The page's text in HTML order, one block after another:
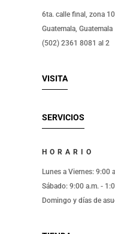
6ta. calle final, zona
Guatemala, Guatemala
(502) 2361 8081 al 2
VISITA
SERVICIOS
HORARIO
Lunes a Viernes: 9:00
Sábado: 9:00 a.m. -
Domingo y días de